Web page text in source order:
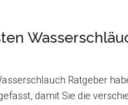
Ratgeber
damit Sie die